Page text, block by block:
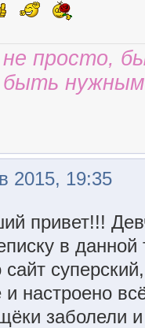
просто,
2015, 19:35
привет!!!
в данной
сайт
настроено
заболели